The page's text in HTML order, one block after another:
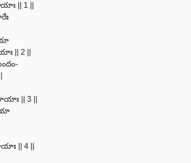
|| 1 ||
యా
|| 2 ||
|| 3 ||
యా
|| 4 ||